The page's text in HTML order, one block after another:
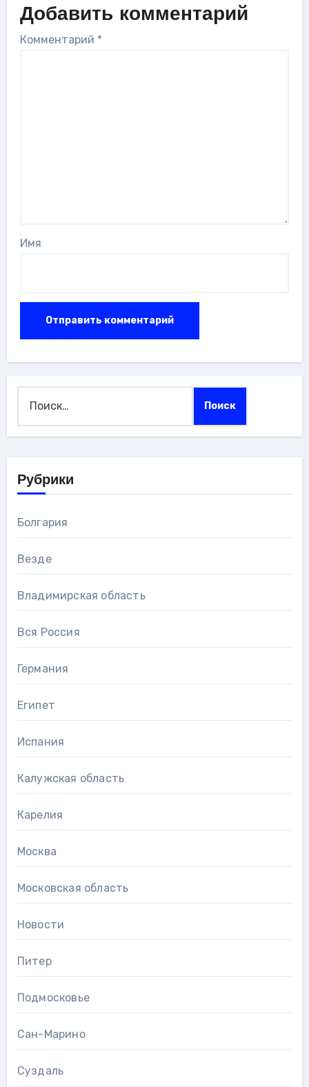
Добавить комментарий
Комментарий *
Имя
Рубрики
Болгария
Везде
Владимирская область
Вся Россия
Германия
Египет
Испания
Калужская область
Карелия
Москва
Московская область
Новости
Питер
Подмосковье
Сан-Марино
Суздаль